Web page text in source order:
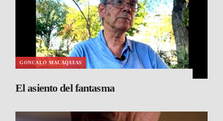
GONCALO MALAQUIAS
El asiento del fantasma